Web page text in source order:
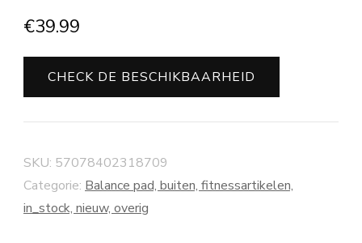
€39.99
CHECK DE BESCHIKBAARHEID
SKU: 57078402318709
Categorie: Balance pad, buiten, fitnessartikelen,
in_stock, nieuw, overig